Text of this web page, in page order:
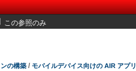
この参照のみ
の構築 / モバイルデバイス向けの AIR アプ